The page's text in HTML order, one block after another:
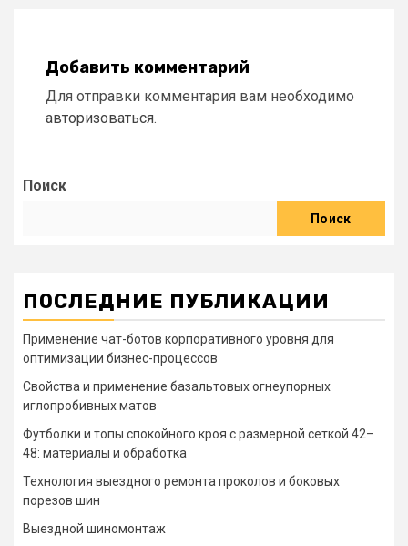
Добавить комментарий
Для отправки комментария вам необходимо
авторизоваться.
Поиск
Поиск
ПОСЛЕДНИЕ ПУБЛИКАЦИИ
Применение чат-ботов корпоративного уровня для
оптимизации бизнес-процессов
Свойства и применение базальтовых огнеупорных
иглопробивных матов
Футболки и топы спокойного кроя с размерной сеткой 42–
48: материалы и обработка
Технология выездного ремонта проколов и боковых
порезов шин
Выездной шиномонтаж